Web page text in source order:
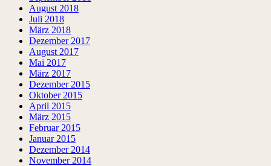
August 2018
Juli 2018
März 2018
Dezember 2017
August 2017
Mai 2017
März 2017
Dezember 2015
Oktober 2015
April 2015
März 2015
Februar 2015
Januar 2015
Dezember 2014
November 2014